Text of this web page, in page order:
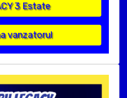
3 Estate
vanzatorul